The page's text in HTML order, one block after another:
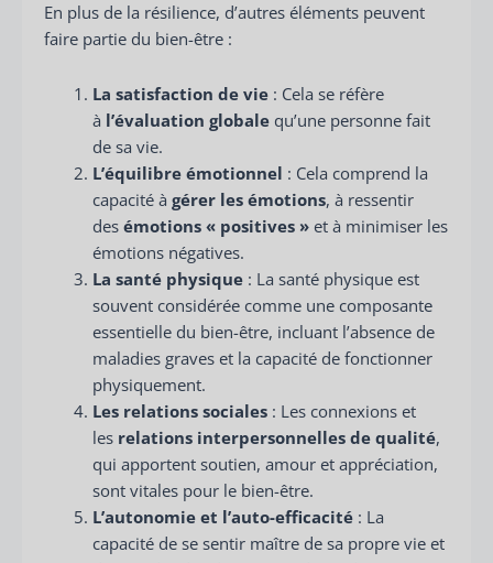
En plus de la résilience, d’autres éléments peuvent
faire partie du bien-être :
La satisfaction de vie: Cela se réfère
à l’évaluation globalequ’une personne fait
de sa vie.
L’équilibre émotionnel : Cela comprend la
capacité à gérer les émotions, à ressentir
des émotions « positives »et à minimiser les
émotions négatives.
La santé physique: La santé physique est
souvent considérée comme une composante
essentielle du bien-être, incluant l’absence de
maladies graves et la capacité de fonctionner
physiquement.
Les relations sociales: Les connexions et
les relations interpersonnelles de qualité,
qui apportent soutien, amour et appréciation,
sont vitales pour le bien-être.
L’autonomie et l’auto-efficacité: La
capacité de se sentir maître de sa propre vie et